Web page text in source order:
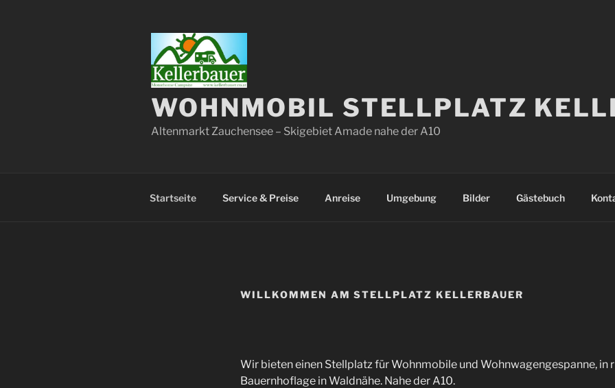
WOHNMOBIL STELLPLATZ
Altenmarkt Zauchensee – Skigebiet Amade nahe der A10
Startseite Service & Preise Anreise Umgebung Bilder Gästebuch
WILLKOMMEN AM STELLPLATZ KELLERBAUER
Wir bieten einen Stellplatz für Wohnmobile und Wohnwagengespanne, in
Bauernhoflage in Waldnähe. Nahe der A10.